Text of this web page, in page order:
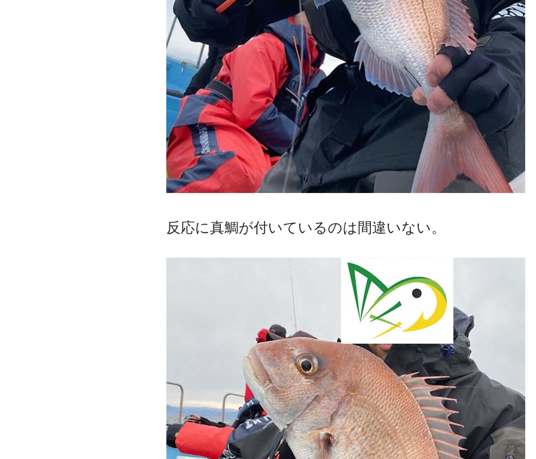
反応に真鯛が付いているのは間違いない。